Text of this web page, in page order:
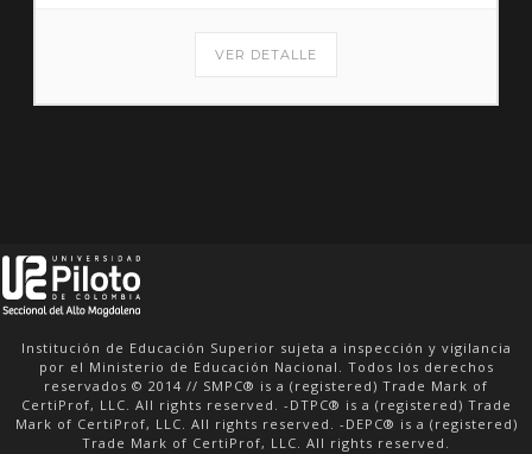
VER DETALLE
Institución de Educación Superior sujeta a inspección y vigilancia
por el Ministerio de Educación Nacional. Todos los derechos
reservados © 2014 // SMPC® is a (registered) Trade Mark of
CertiProf, LLC. All rights reserved. -DTPC® is a (registered) Trade
Mark of CertiProf, LLC. All rights reserved. -DEPC® is a (registered)
Trade Mark of CertiProf, LLC. All rights reserved.